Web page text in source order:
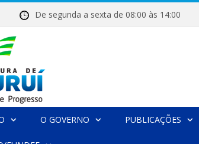
De segunda a sexta de 08:00 às 14:00
O GOVERNO PUBLICAÇÕES